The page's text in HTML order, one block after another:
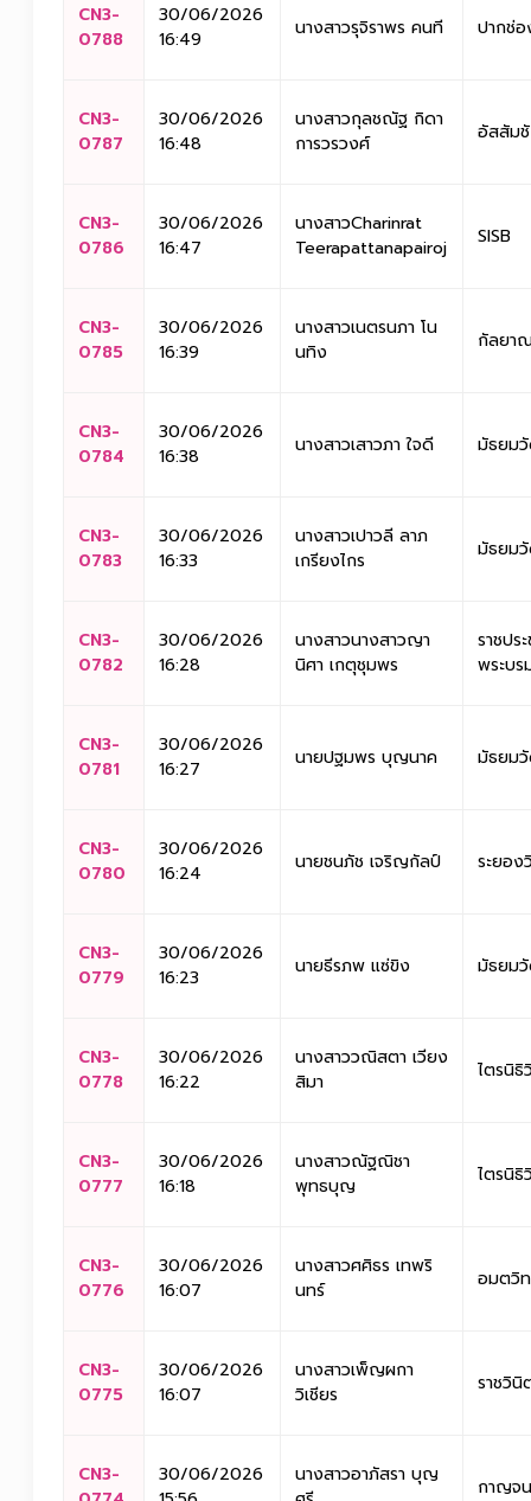
CN3-
0788
30/06/2026
16:49
นางสาวรุจิรา​พร ​คนที ปากช่
CN3-
0787
30/06/2026
16:48
นางสาวกุลชณัฐ กิดา
การวรวงศ์
อัสสัม
CN3-
0786
30/06/2026
16:47
นางสาวCharinrat
Teerapattanapairoj
SISB
CN3-
0785
30/06/2026
16:39
นางสาวเนตรนภา โน
นทิง
กัลยา
CN3-
0784
30/06/2026
16:38
นางสาวเสาวภา ใจดี มัธยม
CN3-
0783
30/06/2026
16:33
นางสาวเปาวลี ลาภ
เกรียงไกร
มัธยม
CN3-
0782
30/06/2026
16:28
นางสาวนางสาวญา
นิศา เกตุชุมพร
ราชปร
พระบร
CN3-
0781
30/06/2026
16:27
นายปฐมพร บุญนาค มัธยม
CN3-
0780
30/06/2026
16:24
นายชนภัช เจริญกัลป์ ระยอง
CN3-
0779
30/06/2026
16:23
นายธีรภพ แซ่ขิง มัธยม
CN3-
0778
30/06/2026
16:22
นางสาววณิสตา เวียง
สิมา
ไตรนิธิ
CN3-
0777
30/06/2026
16:18
นางสาวณัฐณิชา
พุทธบุญ
ไตรนิธิ
CN3-
0776
30/06/2026
16:07
นางสาวศศิธร เทพริ
นทร์
อมตวิ
CN3-
0775
30/06/2026
16:07
นางสาวเพ็ญผกา
วิเชียร
ราชวิ
CN3-
30/06/2026
นางสาวอาภัสรา บุญ
กาญจ